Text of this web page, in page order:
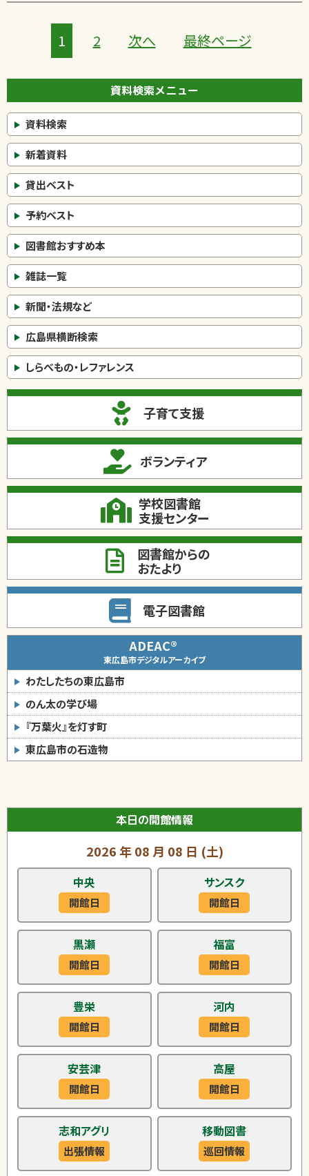
資料検索メニュー
資料検索
新着資料
貸出ベスト
予約ベスト
図書館おすすめ本
雑誌一覧
新聞・法規など
広島県横断検索
しらべもの・レファレンス
子育て支援
ボランティア
学校図書館
支援センター
図書館からの
おたより
電子図書館
ADEAC®
東広島市デジタルアーカイブ
わたしたちの東広島市
のん太の学び場
『万葉火』を灯す町
東広島市の石造物
1 2 次へ 最終ページ
本日の開館情報
2026 年08月 08 日 (土)
中央
開館日
サンスク
開館日
黒瀬
開館日
福富
開館日
豊栄
開館日
河内
開館日
安芸津
開館日
高屋
開館日
志和アグリ
出張情報
移動図書
巡回情報